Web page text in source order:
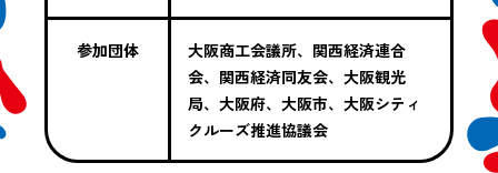
参加団体
大阪商工会議所、関西経済連合
会、関西経済同友会、大阪観光
局、大阪府、大阪市、大阪シティ
クルーズ推進協議会